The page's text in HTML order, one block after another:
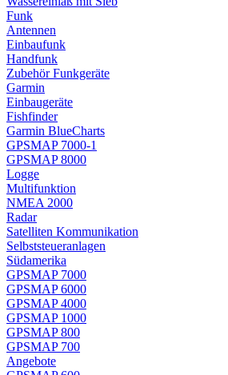
Funk
Antennen
Einbaufunk
Handfunk
Zubehör Funkgeräte
Garmin
Einbaugeräte
Fishfinder
Garmin BlueCharts
GPSMAP 7000-1
GPSMAP 8000
Logge
Multifunktion
NMEA 2000
Radar
Satelliten Kommunikation
Selbststeueranlagen
Südamerika
GPSMAP 7000
GPSMAP 6000
GPSMAP 4000
GPSMAP 1000
GPSMAP 800
GPSMAP 700
Angebote